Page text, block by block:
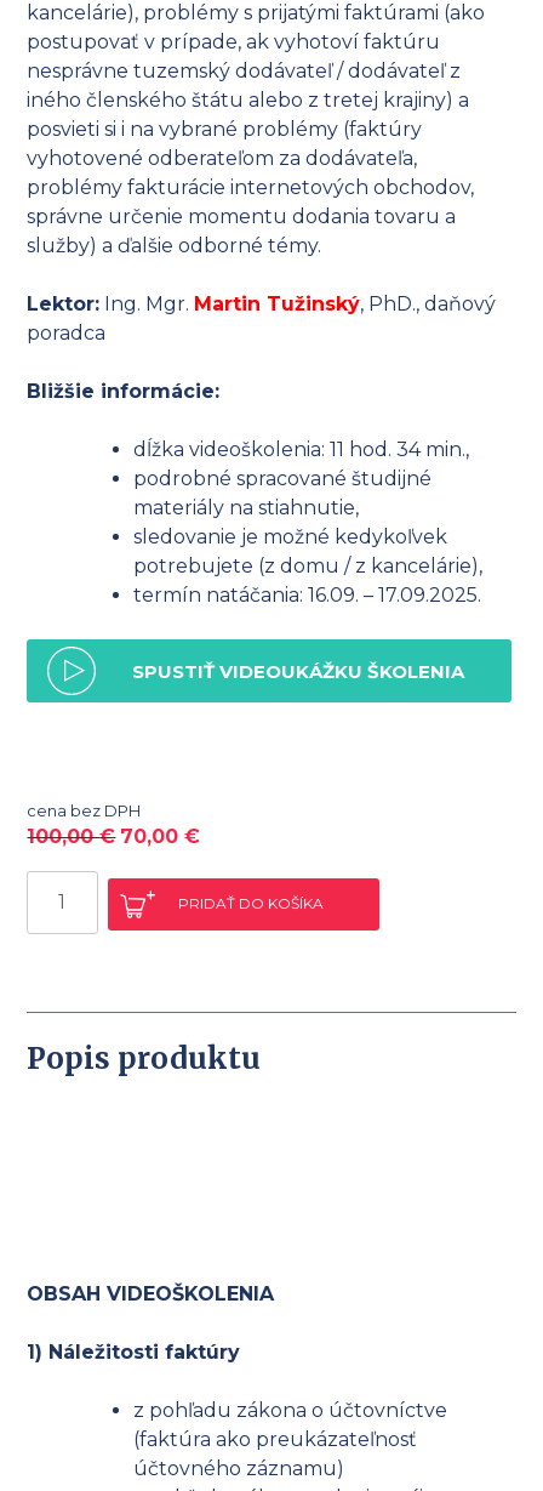
kancelárie), problémy s prijatými faktúrami (ako
postupovať v prípade, ak vyhotoví faktúru
nesprávne tuzemský dodávateľ / dodávateľ z
iného členského štátu alebo z tretej krajiny) a
posvieti si i na vybrané problémy (faktúry
vyhotovené odberateľom za dodávateľa,
problémy fakturácie internetových obchodov,
správne určenie momentu dodania tovaru a
služby) a ďalšie odborné témy.
Lektor: Ing. Mgr. Martin Tužinský, PhD., daňový
poradca
Bližšie informácie:
dĺžka videoškolenia: 11 hod. 34 min.,
podrobné spracované študijné
materiály na stiahnutie,
sledovanie je možné kedykoľvek
potrebujete (z domu / z kancelárie),
termín natáčania: 16.09. – 17.09.2025.
SPUSTIŤ VIDEOUKÁŽKU ŠKOLENIA
cena bez DPH
100,00€ 70,00€
množstvo
Pravidlá
PRIDAŤ DO KOŠÍKA
Popis produktu
OBSAH VIDEOŠKOLENIA
1) Náležitosti faktúry
z pohľadu zákona o účtovníctve
(faktúra ako preukázateľnosť
účtovného záznamu)